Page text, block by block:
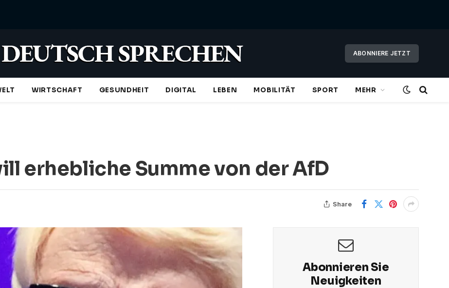
ABONNIERE JETZT
WIRTSCHAFT GESUNDHEIT DIGITAL LEBEN MOBILITÄT SPORT MEHR
erhebliche Summe von der AfD
Share
Abonnieren Sie
Neuigkeiten